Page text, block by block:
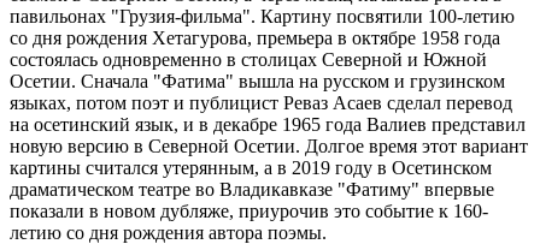
павильонах "Грузия-фильма". Картину посвятили 100-летию
со дня рождения Хетагурова, премьера в октябре 1958 года
состоялась одновременно в столицах Северной и Южной
Осетии. Сначала "Фатима" вышла на русском и грузинском
языках, потом поэт и публицист Реваз Асаев сделал перевод
на осетинский язык, и в декабре 1965 года Валиев представил
новую версию в Северной Осетии. Долгое время этот вариант
картины считался утерянным, а в 2019 году в Осетинском
драматическом театре во Владикавказе "Фатиму" впервые
показали в новом дубляже, приурочив это событие к 160-
летию со дня рождения автора поэмы.